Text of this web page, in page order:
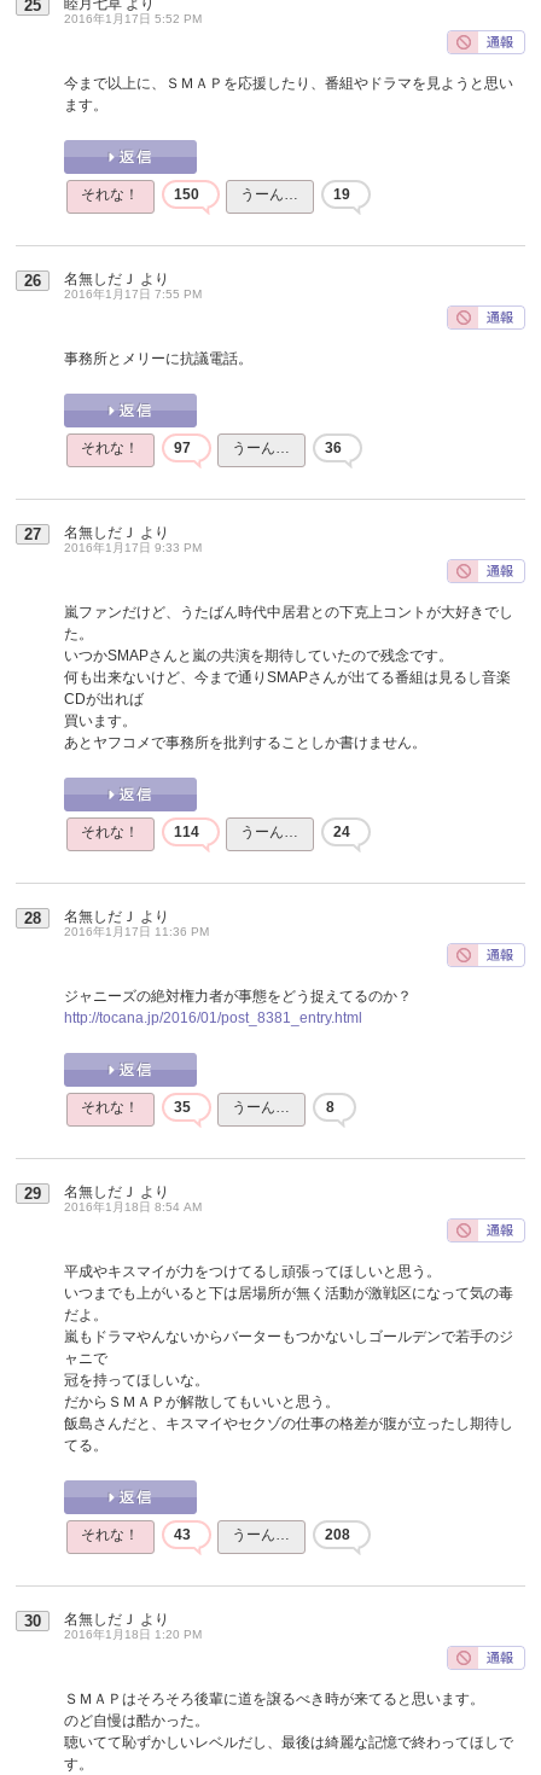
25
2016年1月17日 5:52 PM
今まで以上に、ＳＭＡＰを応援したり、番組やドラマを見ようと思い
ます。
それな！ 150 うーん… 19
26 名無しだＪ より
2016年1月17日 7:55 PM
事務所とメリーに抗議電話。
それな！ 97 うーん… 36
27 名無しだＪ より
2016年1月17日 9:33 PM
嵐ファンだけど、うたばん時代中居君との下克上コントが大好きでし
た。
いつかSMAPさんと嵐の共演を期待していたので残念です。
何も出来ないけど、今まで通りSMAPさんが出てる番組は見るし音楽
CDが出れば
買います。
あとヤフコメで事務所を批判することしか書けません。
それな！ 114 うーん… 24
28 名無しだＪ より
2016年1月17日 11:36 PM
ジャニーズの絶対権力者が事態をどう捉えてるのか？
http://tocana.jp/2016/01/post_8381_entry.html
それな！ 35 うーん… 8
29 名無しだＪ より
2016年1月18日 8:54 AM
平成やキスマイが力をつけてるし頑張ってほしいと思う。
いつまでも上がいると下は居場所が無く活動が激戦区になって気の毒
だよ。
嵐もドラマやんないからバーターもつかないしゴールデンで若手のジ
ャニで
冠を持ってほしいな。
だからＳＭＡＰが解散してもいいと思う。
飯島さんだと、キスマイやセクゾの仕事の格差が腹が立ったし期待し
てる。
それな！ 43 うーん… 208
30 名無しだＪ より
2016年1月18日 1:20 PM
ＳＭＡＰはそろそろ後輩に道を譲るべき時が来てると思います。
のど自慢は酷かった。
聴いてて恥ずかしいレベルだし、最後は綺麗な記憶で終わってほしで
す。